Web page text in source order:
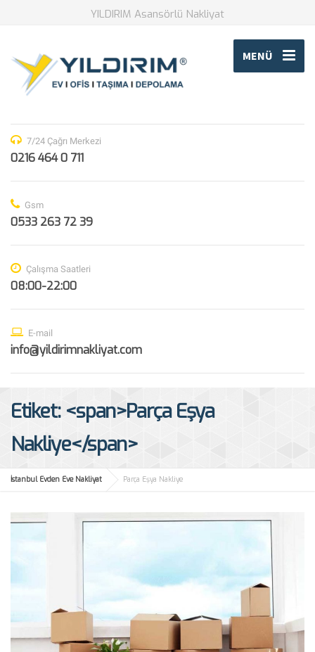
YILDIRIM Asansörlü Nakliyat
MENÜ
7/24 Çağrı Merkezi
0216 464 0 711
Gsm
0533 263 72 39
Çalışma Saatleri
08:00-22:00
E-mail
info@yildirimnakliyat.com
Etiket: <span>Parça Eşya
Nakliye</span>
İstanbul Evden Eve Nakliyat Parça Eşya Nakliye